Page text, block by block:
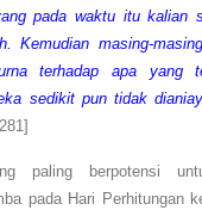
pada waktu itu kalian
Kemudian masing-
terhadap apa yang
sedikit pun tidak
paling berpotensi
pada Hari Perhitungan